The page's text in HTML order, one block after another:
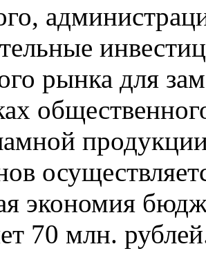
рынка для
экономия
70 млн.